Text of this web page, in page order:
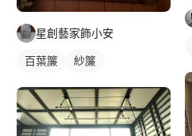
星創藝家飾小安
百葉簾 紗簾